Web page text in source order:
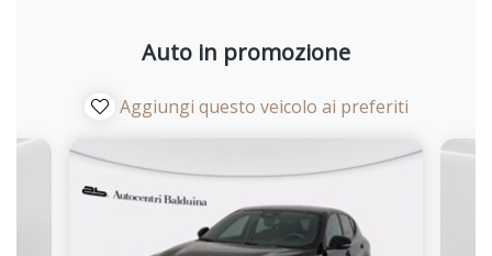
Auto in promozione
Aggiungi questo veicolo ai preferiti